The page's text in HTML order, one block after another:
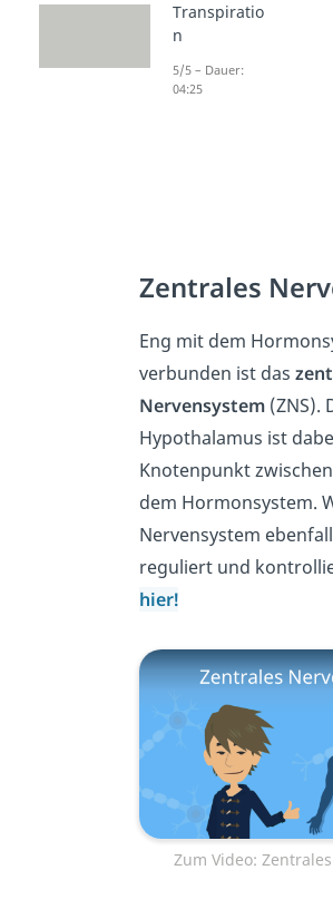
Zentrales
Eng mit dem
verbunden ist das
Nervensystem (ZNS).
Hypothalamus ist
Knotenpunkt
dem Hormonsystem.
Nervensystem
reguliert und
hier!
Zum Video:
Transpiratio
n
5/5 – Dauer:
04:25